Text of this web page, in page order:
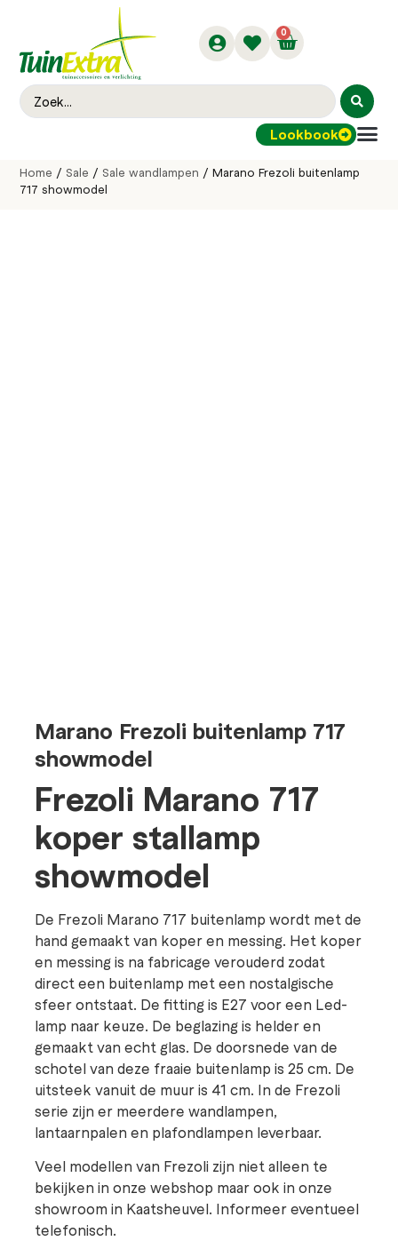
0
Lookbook
Home / Sale / Sale wandlampen / Marano Frezoli buitenlamp
717 showmodel
Marano Frezoli buitenlamp 717
showmodel
Frezoli Marano 717
koper stallamp
showmodel
De Frezoli Marano 717 buitenlamp wordt met de
hand gemaakt van koper en messing. Het koper
en messing is na fabricage verouderd zodat
direct een buitenlamp met een nostalgische
sfeer ontstaat. De fitting is E27 voor een Led-
lamp naar keuze. De beglazing is helder en
gemaakt van echt glas. De doorsnede van de
schotel van deze fraaie buitenlamp is 25 cm. De
uitsteek vanuit de muur is 41 cm. In de Frezoli
serie zijn er meerdere wandlampen,
lantaarnpalen en plafondlampen leverbaar.
Veel modellen van Frezoli zijn niet alleen te
bekijken in onze webshop maar ook in onze
showroom in Kaatsheuvel. Informeer eventueel
telefonisch.